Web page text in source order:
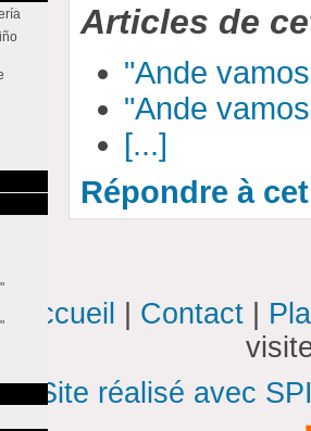
Articles de
"Ande
"Ande
[...]
Répondre à
Accueil Contact
Site réalisé avec